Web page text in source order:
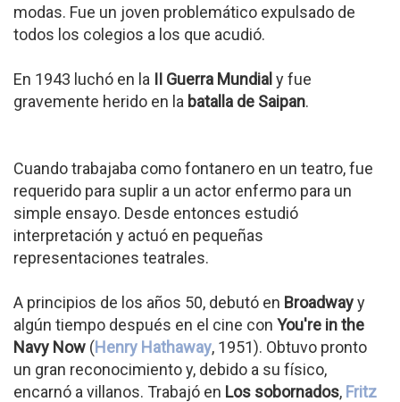
modas. Fue un joven problemático expulsado de
todos los colegios a los que acudió.
En 1943 luchó en la II Guerra Mundial y fue
gravemente herido en la batalla de Saipan.
Cuando trabajaba como fontanero en un teatro, fue
requerido para suplir a un actor enfermo para un
simple ensayo. Desde entonces estudió
interpretación y actuó en pequeñas
representaciones teatrales.
A principios de los años 50, debutó en Broadwayy
algún tiempo después en el cine con You're in the
Navy Now (Henry Hathaway, 1951). Obtuvo pronto
un gran reconocimiento y, debido a su físico,
encarnó a villanos. Trabajó en Los sobornados, Fritz